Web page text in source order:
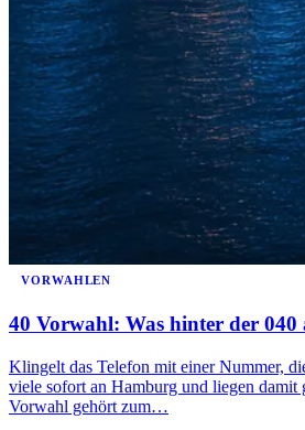
VORWAHLEN
40 Vorwahl: Was hinter der 040
Klingelt das Telefon mit einer Nummer,
viele sofort an Hamburg und liegen
Vorwahl gehört zum…